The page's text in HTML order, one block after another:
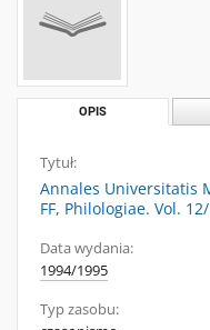
OPIS
Tytuł:
Annales Universitatis
FF, Philologiae. Vol.
Data wydania:
1994/1995
Typ zasobu: